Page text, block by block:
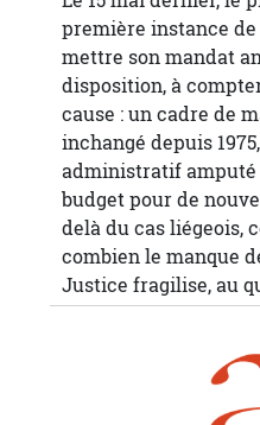
première instance
mettre son mandat
disposition, à
cause : un cadre de
inchangé depuis
administratif amputé
budget pour de
delà du cas liégeois,
combien le manque
Justice fragilise, au